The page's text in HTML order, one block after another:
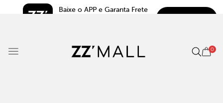
Baixe o APP e Garanta Frete
0